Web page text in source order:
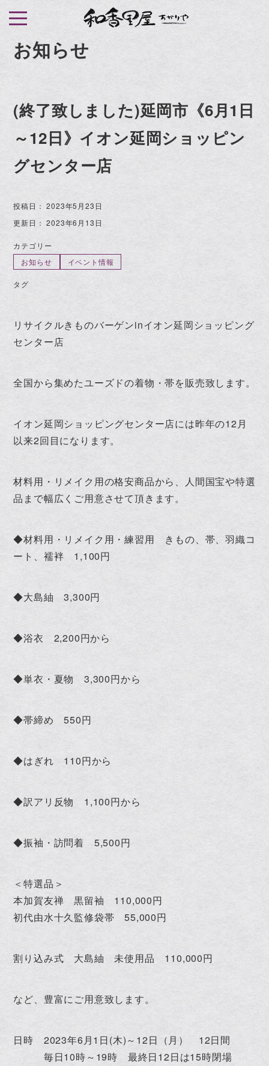
お知らせ
(終了致しました)延岡市《6月1日
～12日》イオン延岡ショッピン
グセンター店
投稿日： 2023年5月23日
更新日： 2023年6月13日
カテゴリー
お知らせ
イベント情報
タグ
リサイクルきものバーゲンinイオン延岡ショッピング
センター店
全国から集めたユーズドの着物・帯を販売致します。
イオン延岡ショッピングセンター店には昨年の12月
以来2回目になります。
材料用・リメイク用の格安商品から、人間国宝や特選
品まで幅広くご用意させて頂きます。
◆材料用・リメイク用・練習用 きもの、帯、羽織コ
ート、襦袢 1,100円
◆大島紬 3,300円
◆浴衣 2,200円から
◆単衣・夏物 3,300円から
◆帯締め 550円
◆はぎれ 110円から
◆訳アリ反物 1,100円から
◆振袖・訪問着 5,500円
＜特選品＞
本加賀友禅 黒留袖 110,000円
初代由水十久監修袋帯 55,000円
割り込み式 大島紬 未使用品 110,000円
など、豊富にご用意致します。
日時 2023年6月1日(木)～12日（月） 12日間
毎日10時～19時 最終日12日は15時閉場